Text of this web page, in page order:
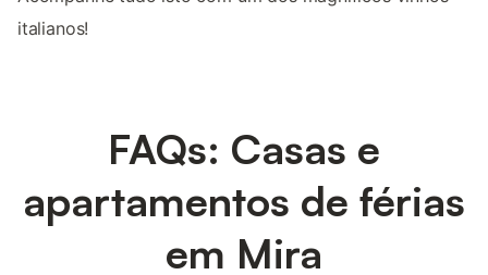
italianos!
FAQs: Casas e
apartamentos de férias
em Mira